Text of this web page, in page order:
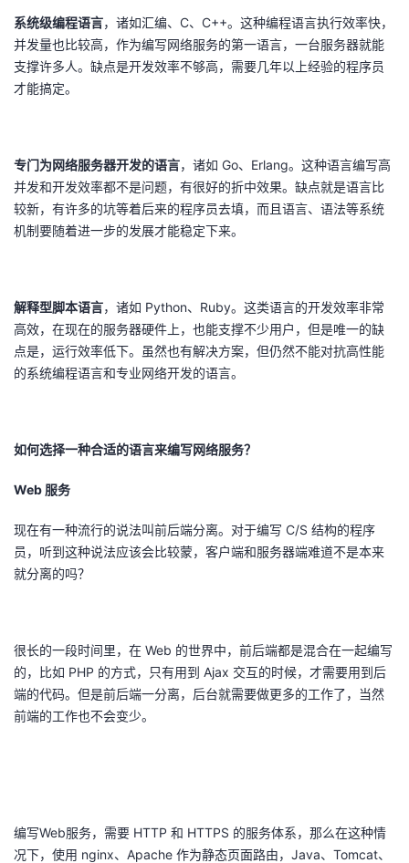
系统级编程语言，诸如汇编、C、C++。这种编程语言执行效率快，
并发量也比较高，作为编写网络服务的第一语言，一台服务器就能
支撑许多人。缺点是开发效率不够高，需要几年以上经验的程序员
才能搞定。
专门为网络服务器开发的语言，诸如 Go、Erlang。这种语言编写高
并发和开发效率都不是问题，有很好的折中效果。缺点就是语言比
较新，有许多的坑等着后来的程序员去填，而且语言、语法等系统
机制要随着进一步的发展才能稳定下来。
解释型脚本语言，诸如 Python、Ruby。这类语言的开发效率非常
高效，在现在的服务器硬件上，也能支撑不少用户，但是唯一的缺
点是，运行效率低下。虽然也有解决方案，但仍然不能对抗高性能
的系统编程语言和专业网络开发的语言。
如何选择一种合适的语言来编写网络服务？
Web 服务
现在有一种流行的说法叫前后端分离。对于编写 C/S 结构的程序
员，听到这种说法应该会比较蒙，客户端和服务器端难道不是本来
就分离的吗？
很长的一段时间里，在 Web 的世界中，前后端都是混合在一起编写
的，比如 PHP 的方式，只有用到 Ajax 交互的时候，才需要用到后
端的代码。但是前后端一分离，后台就需要做更多的工作了，当然
前端的工作也不会变少。
编写Web服务，需要 HTTP 和 HTTPS 的服务体系，那么在这种情
况下，使用 nginx、Apache 作为静态页面路由，Java、Tomcat、